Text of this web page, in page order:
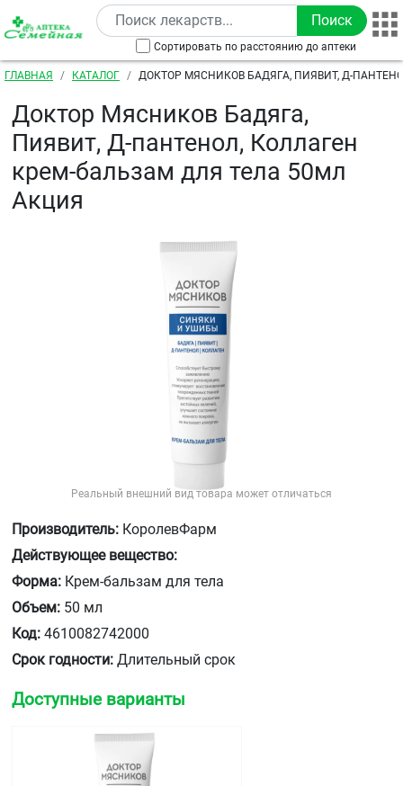
Перейти к основному содержанию
Сортировать по расстоянию до аптеки
Строка навигации
ГЛАВНАЯ КАТАЛОГ
ДОКТОР МЯСНИКОВ БАДЯГА, ПИЯВИТ, Д-
Доктор Мясников Бадяга,
Пиявит, Д-пантенол, Коллаген
крем-бальзам для тела 50мл
Акция
Реальный внешний вид товара может отличаться
Производитель: КоролевФарм
Действующее вещество:
Форма: Крем-бальзам для тела
Объем: 50 мл
Код: 4610082742000
Срок годности: Длительный срок
Доступные варианты